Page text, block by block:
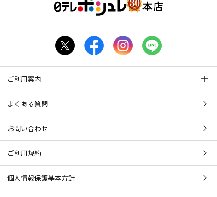
ご利用案内
よくある質問
お問い合わせ
ご利用規約
個人情報保護基本方針